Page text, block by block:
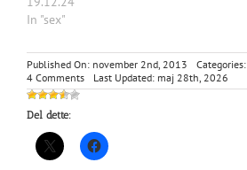
In "sex"
Published On: november 2nd, 2013 Categories:
4 Commentson
Line
gamle
vens
21
Last Updated: maj 28th, 2026
Del dette: